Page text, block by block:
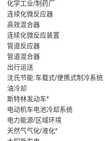
化学工业/制药厂
连续化微反应器
高效混合器
连续化微反应装置
管道反应器
管道混合器
出行运送
沈氏节能:车载式/便携式制冷系统
油冷却
斯特林发动车*
电动机车电池冷却系统
电力能源/区域环境
天然气气化/液化*